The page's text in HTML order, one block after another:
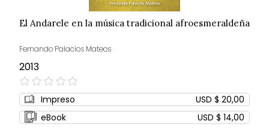
El Andarele en la música tradicional afroesmeraldeña
Fernando Palacios Mateos
2013
0%
Impreso
USD $ 20,00
eBook
USD $ 14,00